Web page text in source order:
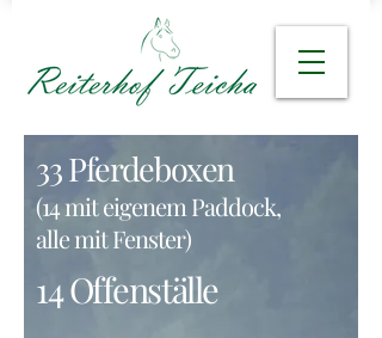
33 Pferdeboxen
(14 mit eigenem Paddock,
alle mit Fenster)
14 Offenställe